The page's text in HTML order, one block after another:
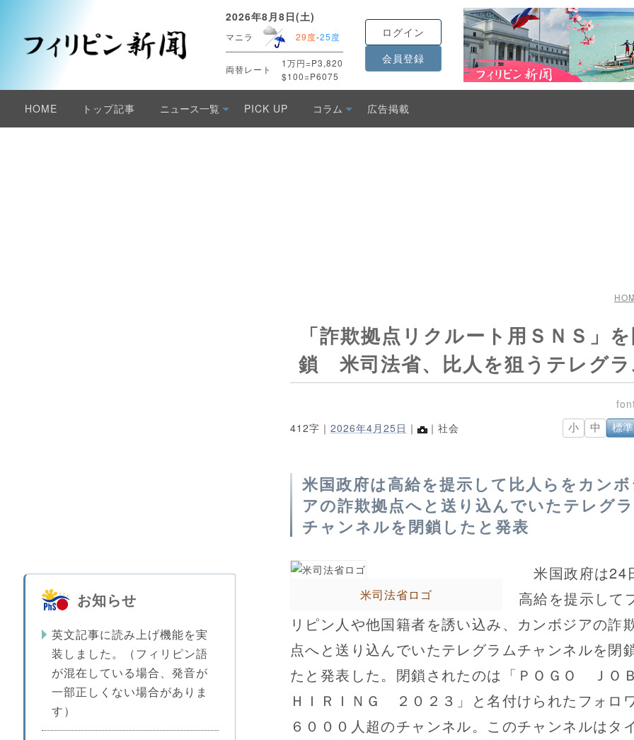
2026年8月8日(土)
マニラ 29度-25度
両替レート
1万円=P3,820
$100=P6075
ログイン
会員登録
HOME トップ記事 ニュース一覧 PICK UP コラム 広告掲載
お知らせ
英文記事に読み上げ機能を実
装しました。（フィリピン語
が混在している場合、発音が
一部正しくない場合がありま
す）
「詐欺拠点リクルート用ＳＮＳ」
鎖 米司法省、比人を狙うテレグラ
412字｜ 2026年4月25日 ｜ ｜社会 小 中 標準
米国政府は高給を提示して比人らをカンボ
アの詐欺拠点へと送り込んでいたテレグ
チャンネルを閉鎖したと発表
米司法省ロゴ
米国政府は24
高給を提示して
リピン人や他国籍者を誘い込み、カンボジアの詐
点へと送り込んでいたテレグラムチャンネルを閉
たと発表した。閉鎖されたのは「ＰＯＧＯ ＪＯ
ＨＩＲＩＮＧ ２０２３」と名付けられたフォロ
６０００人超のチャンネル。このチャンネルはタ